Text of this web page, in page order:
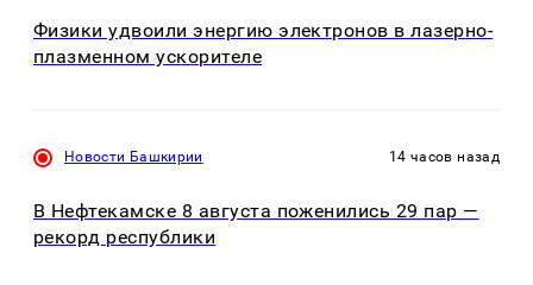
Физики удвоили энергию электронов в лазерно-
плазменном ускорителе
Новости Башкирии 14 часов назад
В Нефтекамске 8 августа поженились 29 пар —
рекорд республики